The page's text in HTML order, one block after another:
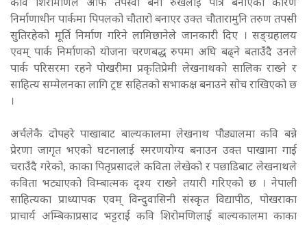
कवि शिरोमणिले आफैँ तपस्वी बनी रुखलाई पात्र बनाएका कारण
निर्माणाधीन पार्कमा पिपलको चौतारो बनाएर उक्त चौतारामुनि तरुण तपसी
सुतिरहेको मूर्ति निर्माण गरिने लामिछानेले जानकारी दिए । सङ्ग्रहालय
एवम् पार्क निर्माणको योजना चरणबद्ध रुपमा अघि बढ्ने बताउँदै उनले
पार्क परिसरमा रहने पोखरीमा प्रकृतिप्रेमी लेखनाथको सालिक राख्ने र
साहित्य सम्मेलनका लागि ट्रष्ट सहितको सभाकक्ष बनाउने सोच राखिएको छ
।
अर्चलेकै दोपहरे पाखाबाट बाल्यकालमा लेखनाथ पौड्यालमा कवि बन्ने
प्रेरणा जागृत भएको घटनालाई स्मरणयोग्य बनाउन उक्त पाखामा गाई
चराउँदै गरेको, काका पितृप्रसादले कविता लेखेको र पछाडिबाट लेखनाथले
कविता भट्याएको विम्बात्मक दृश्य राख्ने तयारी गरिएको छ । नेपाली
साहित्यका प्राध्यापक एवम् विन्दुवासिनी संस्कृत विद्यापीठ, पोखराका
प्राचार्य अम्बिकाप्रसाद भट्टराई कवि शिरोमणिलाई बाल्यकालमा काका